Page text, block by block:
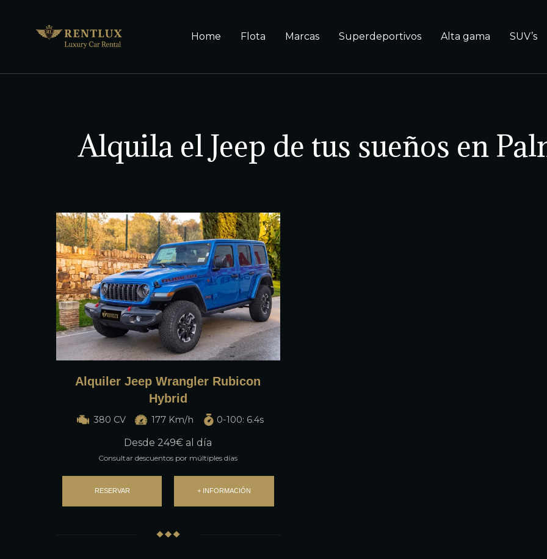
Home Flota Marcas Superdeportivos Alta gama SUV’s
Alquila el Jeep de tus sueños en
Alquiler Jeep Wrangler Rubicon
Hybrid
380 CV 177 Km/h 0-100: 6.4s
Desde 249€ al día
Consultar descuentos por múltiples días
RESERVAR + INFORMACIÓN